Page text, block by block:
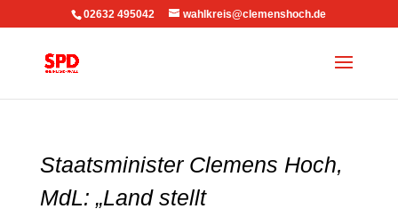
02632 495042 wahlkreis@clemenshoch.de
Staatsminister Clemens Hoch,
MdL: „Land stellt